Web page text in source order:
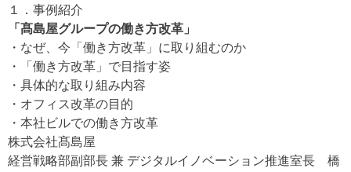
１．事例紹介
「髙島屋グループの働き方改革」
・なぜ、今「働き方改革」に取り組むのか
・「働き方改革」で目指す姿
・具体的な取り組み内容
・オフィス改革の目的
・本社ビルでの働き方改革
株式会社髙島屋
経営戦略部副部長 兼 デジタルイノベーション推進室長 橋